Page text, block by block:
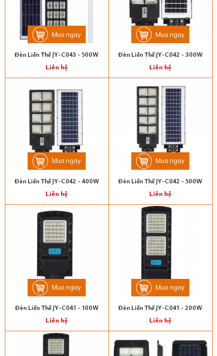
Mua ngay
Đèn Liền Thể JY-C043 - 500W
Liên hệ
Mua ngay
Đèn Liền Thể JY-C042 - 300W
Liên hệ
Mua ngay
Đèn Liền Thể JY-C042 - 400W
Liên hệ
Mua ngay
Đèn Liền Thể JY-C042 - 500W
Liên hệ
Mua ngay
Đèn Liền Thể JY-C041 - 100W
Liên hệ
Mua ngay
Đèn Liền Thể JY-C041 - 200W
Liên hệ